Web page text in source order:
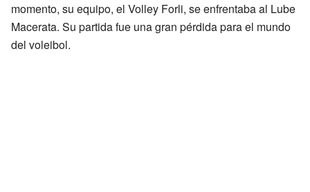
momento, su equipo, el Volley Forli, se enfrentaba al Lube
Macerata. Su partida fue una gran pérdida para el mundo
del voleibol.